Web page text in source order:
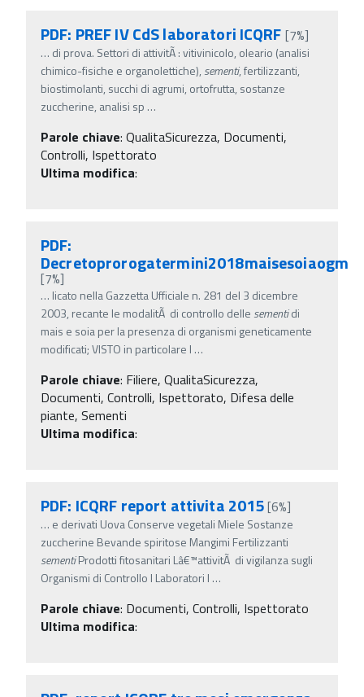
PDF: PREF IV CdS laboratori ICQRF [7%]
… di prova. Settori di attivitÃ : vitivinicolo, oleario (analisi
chimico-fisiche e organolettiche), sementi, fertilizzanti,
biostimolanti, succhi di agrumi, ortofrutta, sostanze
zuccherine, analisi sp …
Parole chiave: QualitaSicurezza, Documenti,
Controlli, Ispettorato
Ultima modifica:
PDF:
Decretoprorogatermini2018maisesoiaogm
[7%]
… licato nella Gazzetta Ufficiale n. 281 del 3 dicembre
2003, recante le modalitÃ di controllo delle sementidi
mais e soia per la presenza di organismi geneticamente
modificati; VISTO in particolare l …
Parole chiave: Filiere, QualitaSicurezza,
Documenti, Controlli, Ispettorato, Difesa delle
piante, Sementi
Ultima modifica:
PDF: ICQRF report attivita 2015[6%]
… e derivati Uova Conserve vegetali Miele Sostanze
zuccherine Bevande spiritose Mangimi Fertilizzanti
sementiProdotti fitosanitari Lâ€™attivitÃ di vigilanza sugli
Organismi di Controllo I Laboratori I …
Parole chiave: Documenti, Controlli, Ispettorato
Ultima modifica: